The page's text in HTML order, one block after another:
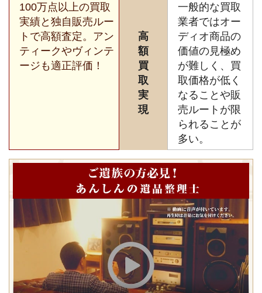
100万点以上の買取
実績と独自販売ルー
トで高額査定。アン
ティークやヴィンテ
ージも適正評価！
高
額
買
取
実
現
一般的な買取
業者ではオー
ディオ商品の
価値の見極め
が難しく、買
取価格が低く
なることや販
売ルートが限
られることが
多い。